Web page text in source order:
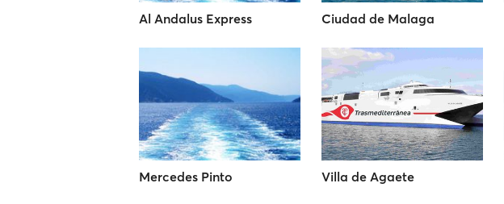
Al Andalus Express Ciudad de Malaga
Mercedes Pinto Villa de Agaete